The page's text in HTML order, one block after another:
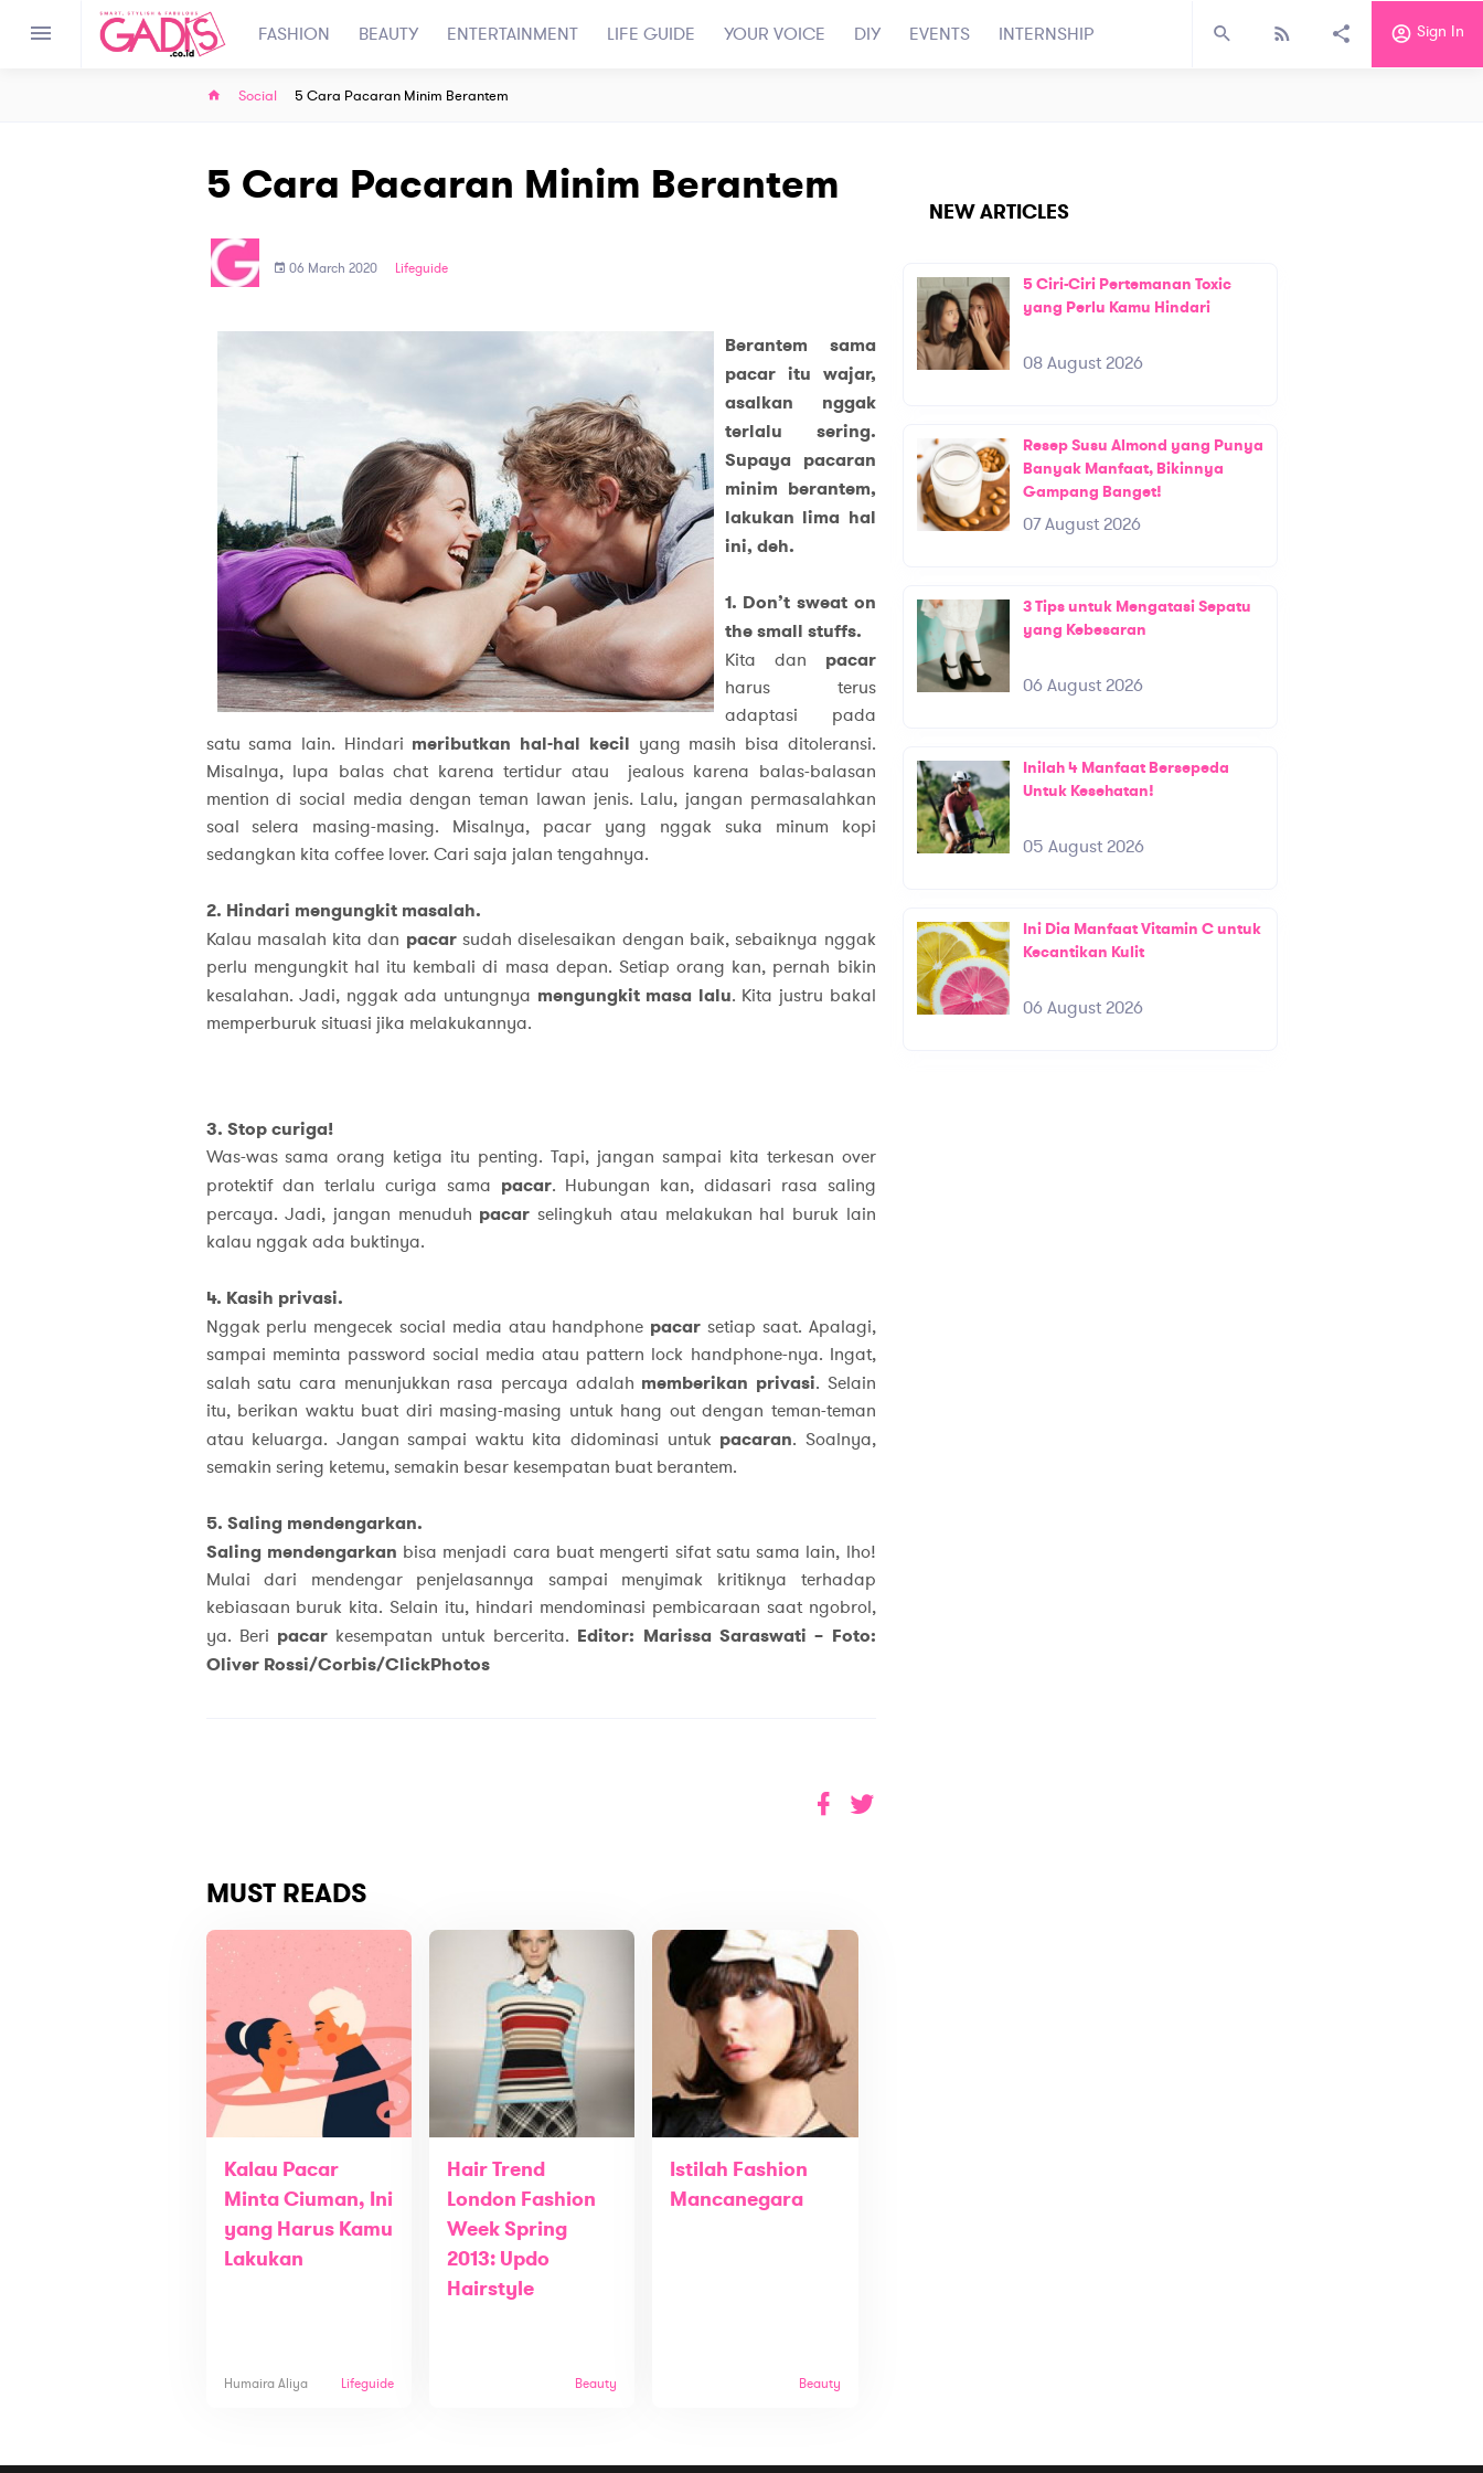
FASHION BEAUTY ENTERTAINMENT LIFE GUIDE YOUR VOICE DIY EVENTS INTERNSHIP Sign In
Social 5 Cara Pacaran Minim Berantem
5 Cara Pacaran Minim Berantem
06 March 2020 Lifeguide
Berantem sama
pacar itu wajar,
asalkan nggak
terlalu sering.
Supaya pacaran
minim berantem,
lakukan lima hal
ini, deh.
1. Don’t sweat on
the small stuffs.
Kita dan pacar
harus terus
adaptasi pada
satu sama lain. Hindari meributkan hal-hal kecil yang masih bisa ditoleransi.
Misalnya, lupa balas chat karena tertidur atau jealous karena balas-balasan
mention di social media dengan teman lawan jenis. Lalu, jangan permasalahkan
soal selera masing-masing. Misalnya, pacar yang nggak suka minum kopi
sedangkan kita coffee lover. Cari saja jalan tengahnya.
2. Hindari mengungkit masalah.
Kalau masalah kita dan pacarsudah diselesaikan dengan baik, sebaiknya nggak
perlu mengungkit hal itu kembali di masa depan. Setiap orang kan, pernah bikin
kesalahan. Jadi, nggak ada untungnya mengungkit masa lalu. Kita justru bakal
memperburuk situasi jika melakukannya.
3. Stop curiga!
Was-was sama orang ketiga itu penting. Tapi, jangan sampai kita terkesan over
protektif dan terlalu curiga sama pacar. Hubungan kan, didasari rasa saling
percaya. Jadi, jangan menuduh pacar selingkuh atau melakukan hal buruk lain
kalau nggak ada buktinya.
4. Kasih privasi.
Nggak perlu mengecek social media atau handphone pacar setiap saat. Apalagi,
sampai meminta password social media atau pattern lock handphone-nya. Ingat,
salah satu cara menunjukkan rasa percaya adalah memberikan privasi. Selain
itu, berikan waktu buat diri masing-masing untuk hang out dengan teman-teman
atau keluarga. Jangan sampai waktu kita didominasi untuk pacaran. Soalnya,
semakin sering ketemu, semakin besar kesempatan buat berantem.
5. Saling mendengarkan.
Saling mendengarkan bisa menjadi cara buat mengerti sifat satu sama lain, lho!
Mulai dari mendengar penjelasannya sampai menyimak kritiknya terhadap
kebiasaan buruk kita. Selain itu, hindari mendominasi pembicaraan saat ngobrol,
ya. Beri pacar kesempatan untuk bercerita. Editor: Marissa Saraswati – Foto:
Oliver Rossi/Corbis/ClickPhotos
MUST READS
Kalau Pacar
Minta Ciuman, Ini
yang Harus Kamu
Lakukan
Humaira Aliya Lifeguide
Hair Trend
London Fashion
Week Spring
2013: Updo
Hairstyle
Beauty
Istilah Fashion
Mancanegara
Beauty
NEW ARTICLES
5 Ciri-Ciri Pertemanan Toxic
yang Perlu Kamu Hindari
08 August 2026
Resep Susu Almond yang Punya
Banyak Manfaat, Bikinnya
Gampang Banget!
07 August 2026
3 Tips untuk Mengatasi Sepatu
yang Kebesaran
06 August 2026
Inilah 4 Manfaat Bersepeda
Untuk Kesehatan!
05 August 2026
Ini Dia Manfaat Vitamin C untuk
Kecantikan Kulit
06 August 2026